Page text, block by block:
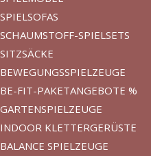
SPIELSOFAS
SCHAUMSTOFF-SPIELSETS
SITZSÄCKE
BEWEGUNGSSPIELZEUGE
BE-FIT-PAKETANGEBOTE %
GARTENSPIELZEUGE
INDOOR KLETTERGERÜSTE
BALANCE SPIELZEUGE